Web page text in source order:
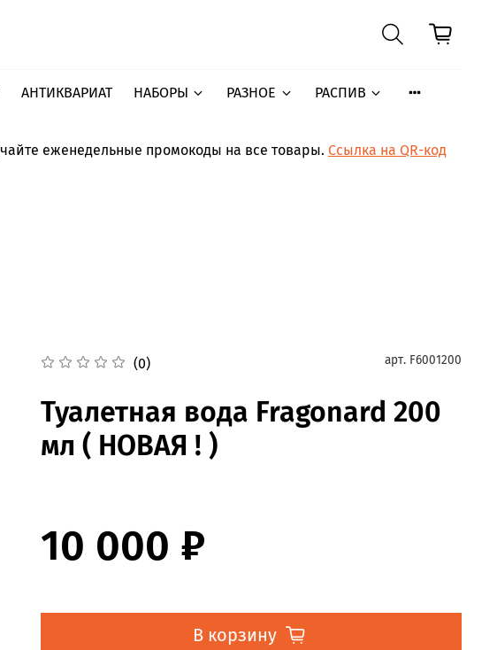
АНТИКВАРИАТ НАБОРЫ РАЗНОЕ РАСПИВ
еженедельные промокоды на все товары. Ссылка на QR-код
(0) арт. F6001200
Туалетная вода Fragonard 200
мл ( НОВАЯ ! )
10 000 ₽
В корзину